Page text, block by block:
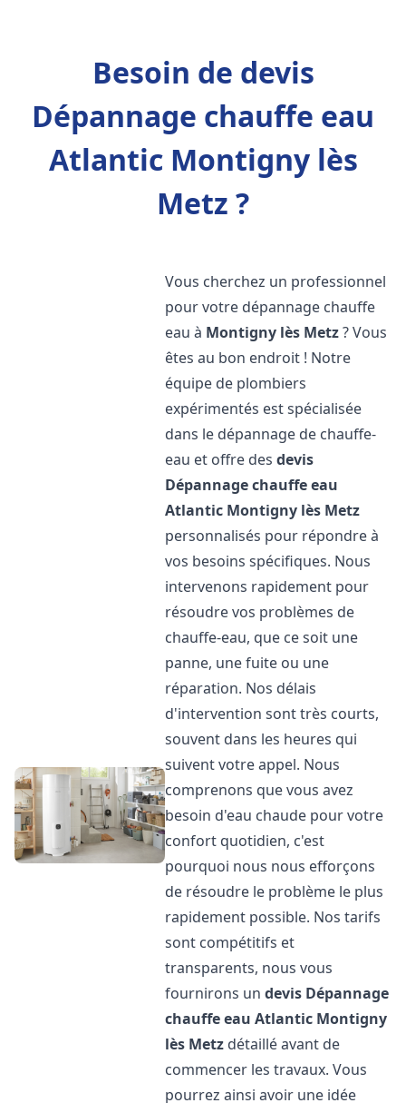
Besoin de devis
Dépannage chauffe eau
Atlantic Montigny lès
Metz ?
Vous cherchez un professionnel
pour votre dépannage chauffe
eau à Montigny lès Metz? Vous
êtes au bon endroit ! Notre
équipe de plombiers
expérimentés est spécialisée
dans le dépannage de chauffe-
eau et offre desdevis
Dépannage chauffe eau
Atlantic Montigny lès Metz
personnalisés pour répondre à
vos besoins spécifiques. Nous
intervenons rapidement pour
résoudre vos problèmes de
chauffe-eau, que ce soit une
panne, une fuite ou une
réparation. Nos délais
d'intervention sont très courts,
souvent dans les heures qui
suivent votre appel. Nous
comprenons que vous avez
besoin d'eau chaude pour votre
confort quotidien, c'est
pourquoi nous nous efforçons
de résoudre le problème le plus
rapidement possible. Nos tarifs
sont compétitifs et
transparents, nous vous
fournirons undevis Dépannage
chauffe eau Atlantic Montigny
lès Metz détaillé avant de
commencer les travaux. Vous
pourrez ainsi avoir une idée